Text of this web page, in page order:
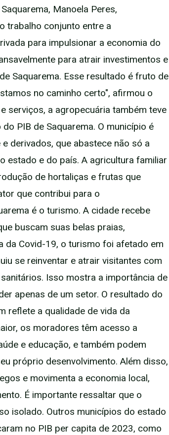
Manoela Peres,
trabalho conjunto entre a
para impulsionar a economia do
para atrair investimentos e
Saquarema. Esse resultado é fruto de
no caminho certo", afirmou o
serviços, a agropecuária também teve
PIB de Saquarema. O município é
derivados, que abastece não só a
estado e do país. A agricultura familiar
de hortaliças e frutas que
que contribui para o
é o turismo. A cidade recebe
buscam suas belas praias,
da Covid-19, o turismo foi afetado em
se reinventar e atrair visitantes com
Isso mostra a importância de
apenas de um setor. O resultado do
reflete a qualidade de vida da
os moradores têm acesso a
e educação, e também podem
próprio desenvolvimento. Além disso,
e movimenta a economia local,
É importante ressaltar que o
isolado. Outros municípios do estado
no PIB per capita de 2023, como